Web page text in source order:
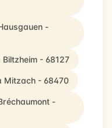
-
- 68127
Mitzach - 68470
-